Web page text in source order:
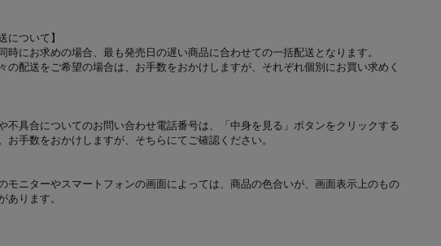
について】
時にお求めの場合、最も発売日の遅い商品に合わせての一括配送となります。
の配送をご希望の場合は、お手数をおかけしますが、それぞれ個別にお買い求めく
不具合についてのお問い合わせ電話番号は、「中身を見る」ボタンをクリックする
お手数をおかけしますが、そちらにてご確認ください。
モニターやスマートフォンの画面によっては、商品の色合いが、画面表示上のもの
あります。